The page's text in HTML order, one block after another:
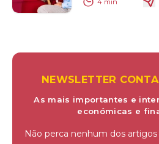
4 min
NEWSLETTER
As mais importantes e
económicas e
Não perca nenhum dos